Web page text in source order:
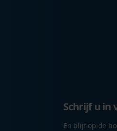
Schrijf u in
En blijf op de